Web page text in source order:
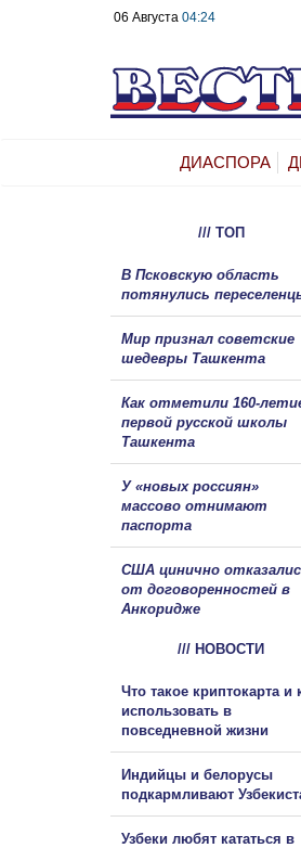
06 Августа 04:24
ДИАСПОРА
/// ТОП
В Псковскую область
потянулись
Мир признал советские
шедевры Ташкента
Как отметили 160-
первой русской школы
Ташкента
У «новых россиян»
массово отнимают
паспорта
США цинично
от договоренностей в
Анкоридже
/// НОВОСТИ
Что такое криптокарта и
использовать в
повседневной жизни
Индийцы и белорусы
подкармливают
Узбеки любят кататься в